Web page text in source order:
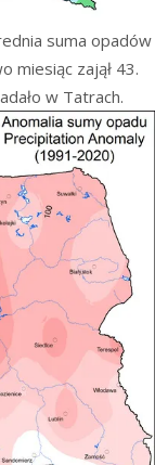
suma opadów
miesiąc zajął 43.
w Tatrach.